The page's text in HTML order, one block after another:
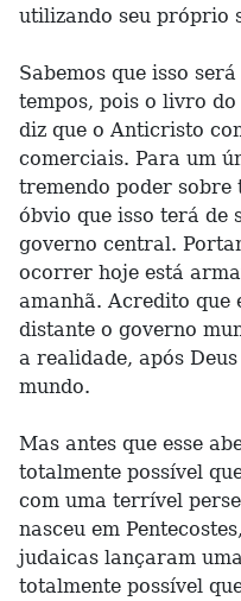
utilizando seu próprio
Sabemos que isso
tempos, pois o livro
diz que o Anticristo
comerciais. Para um
tremendo poder sobre
óbvio que isso terá de
governo central.
ocorrer hoje está
amanhã. Acredito que
distante o governo
a realidade, após
mundo.
Mas antes que esse
totalmente possível
com uma terrível
nasceu em
judaicas lançaram
totalmente possível